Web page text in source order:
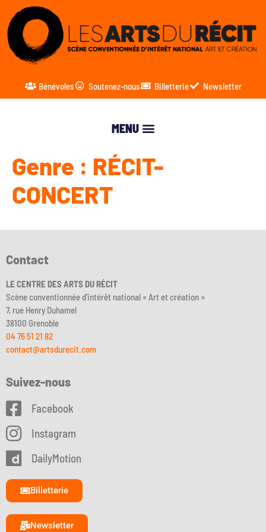
Bénévoles Soutenez-nous Billetterie Newsletter
Genre : RÉCIT-
CONCERT
Contact
LE CENTRE DES ARTS DU RÉCIT
Scène conventionnée d’intérêt national « Art et création »
7, rue Henry Duhamel
38100 Grenoble
04 76 51 21 82
contact@artsdurecit.com
Suivez-nous
Facebook
Instagram
DailyMotion
Billetterie
Newsletter